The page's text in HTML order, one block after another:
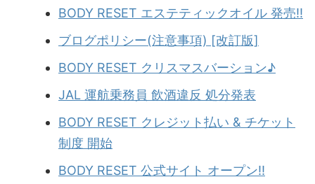
BODY RESET エステティックオイル 発売!!
ブログポリシー(注意事項) [改訂版]
BODY RESET クリスマスバーション♪
JAL 運航乗務員 飲酒違反 処分発表
BODY RESET クレジット払い & チケット
制度 開始
BODY RESET 公式サイト オープン!!